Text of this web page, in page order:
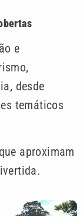
e
desde
temáticos
aproximam